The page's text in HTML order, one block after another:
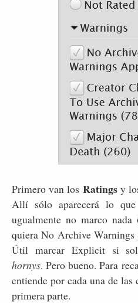
Primero van los Ratings y
Allí sólo aparecerá lo
ugualmente no marco
quiera No Archive
Útil marcar Explicit si
hornys. Pero bueno. Para
entiende por cada una de
primera parte.